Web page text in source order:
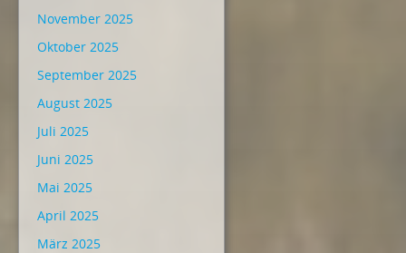
November 2025
Oktober 2025
September 2025
August 2025
Juli 2025
Juni 2025
Mai 2025
April 2025
März 2025